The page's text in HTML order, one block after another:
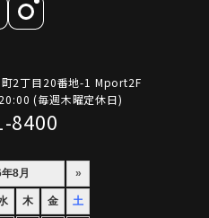
2丁目20番地-1 Mport2F
(毎週木曜定休日)
8400